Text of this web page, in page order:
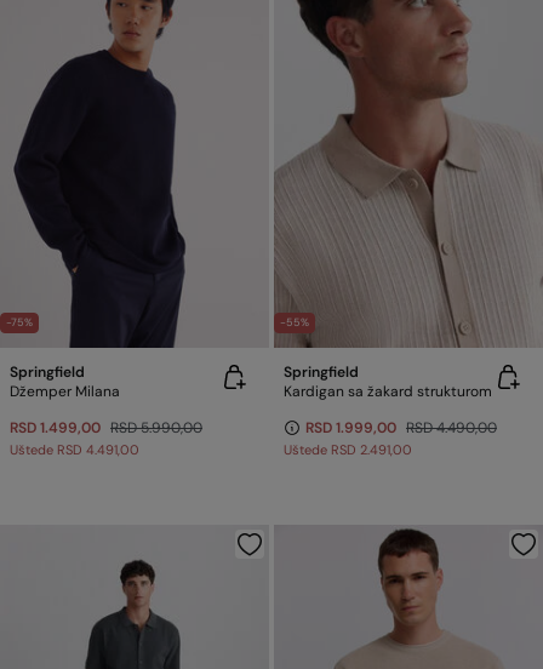
-75%
Springfield
Džemper Milana
RSD 1.499,00 RSD 5.990,00
Uštede RSD 4.491,00
-55%
Springfield
Kardigan sa žakard strukturom
RSD 1.999,00 RSD 4.490,00
Uštede RSD 2.491,00